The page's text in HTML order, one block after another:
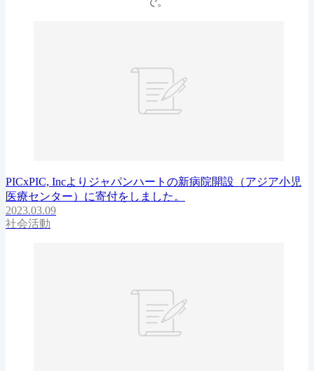
PICxPIC, Incよりジャパンハートの新病院開設（アジア小児
医療センター）に寄付をしました。
2023.03.09
社会活動